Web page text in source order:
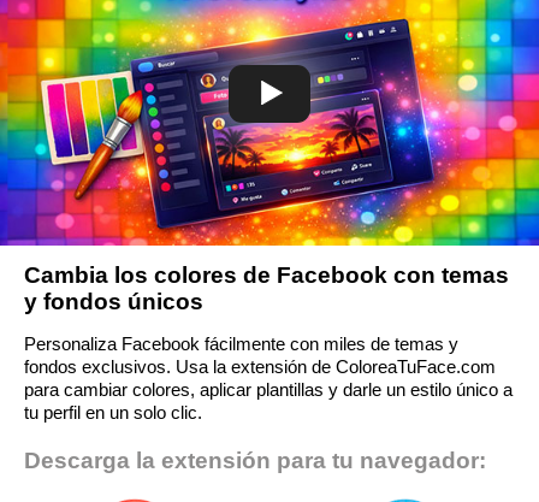
Cambia los colores de Facebook con temas
y fondos únicos
Personaliza Facebook fácilmente con miles de temas y
fondos exclusivos. Usa la extensión de ColoreaTuFace.com
para cambiar colores, aplicar plantillas y darle un estilo único a
tu perfil en un solo clic.
Descarga la extensión para tu navegador: